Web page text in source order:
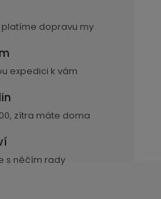
d
a
c
í
r
v
k
v
platíme dopravu my
expedici k vám
zítra máte doma
s něčím rady